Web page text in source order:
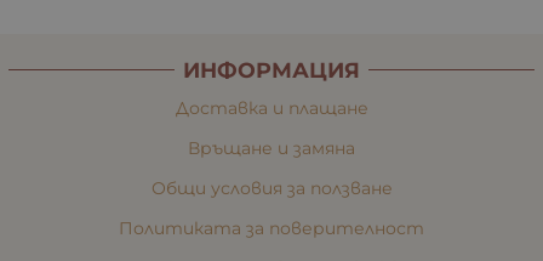
ИНФОРМАЦИЯ
Доставка и плащане
Връщане и замяна
Общи условия за ползване
Политиката за поверителност